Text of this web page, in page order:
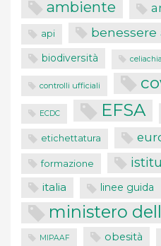
ambiente
api benessere
biodiversità celiachia
controlli ufficiali
ECDC EFSA
etichettatura
formazione
italia linee guida
ministero
MIPAAF obesità